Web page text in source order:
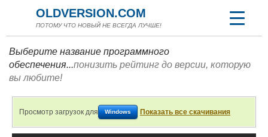
OLDVERSION.COM
ПОТОМУ ЧТО НОВЫЙ НЕ ВСЕГДА ЛУЧШЕ!
Выберите название программного
обеспечения...понизить рейтинг до версии, которую
вы любите!
Просмотр загрузок для Windows Показать все скачивания